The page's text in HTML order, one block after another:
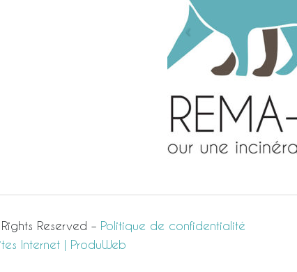
Reserved – Politique de confidentialité
Internet | ProduWeb